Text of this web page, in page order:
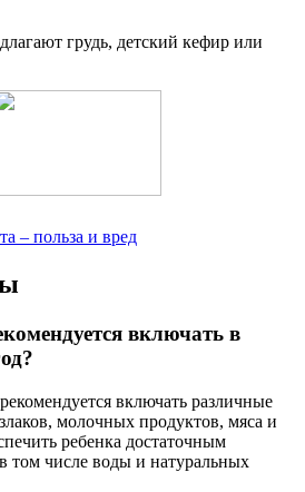
грудь, детский кефир или
– польза и вред
включать в
включать различные
молочных продуктов, мяса и
ребенка достаточным
том числе воды и натуральных